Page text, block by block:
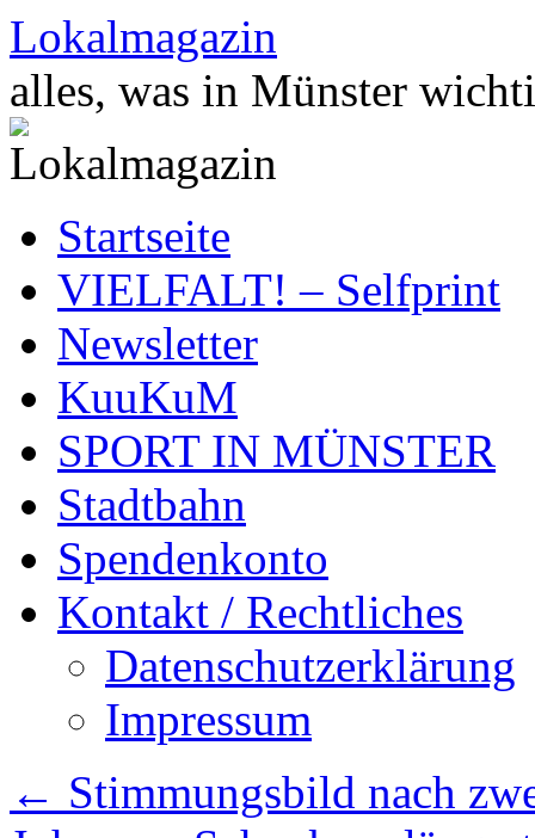
Zum
Inhalt
springen
Lokalmagazin
alles, was in Münster
Startseite
VIELFALT! – Selfprint
Newsletter
KuuKuM
SPORT IN MÜNSTER
Stadtbahn
Spendenkonto
Kontakt / Rechtliches
Datenschutzerklärung
Impressum
← Stimmungsbild nach